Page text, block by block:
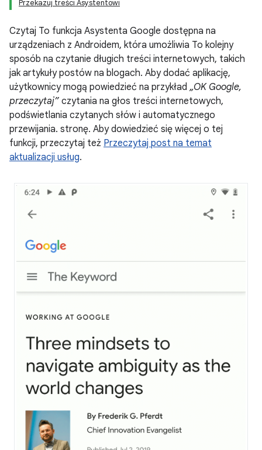
Przekazuj treści Asystentowi
Czytaj To funkcja Asystenta Google dostępna na
urządzeniach z Androidem, która umożliwia To kolejny
sposób na czytanie długich treści internetowych, takich
jak artykuły postów na blogach. Aby dodać aplikację,
użytkownicy mogą powiedzieć na przykład „OK Google,
przeczytaj” czytania na głos treści internetowych,
podświetlania czytanych słów i automatycznego
przewijania. stronę. Aby dowiedzieć się więcej o tej
funkcji, przeczytaj też Przeczytaj post na temat
aktualizacji usług.